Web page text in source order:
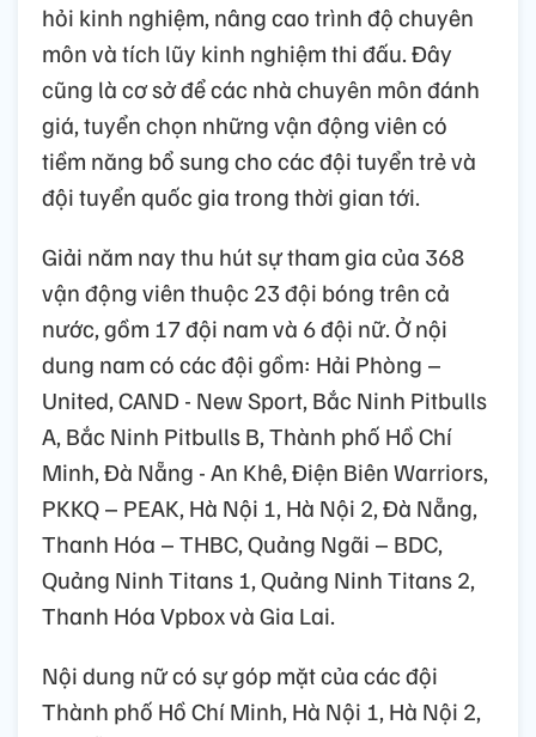
hỏi kinh nghiệm, nâng cao trình độ chuyên
môn và tích lũy kinh nghiệm thi đấu. Đây
cũng là cơ sở để các nhà chuyên môn đánh
giá, tuyển chọn những vận động viên có
tiềm năng bổ sung cho các đội tuyển trẻ và
đội tuyển quốc gia trong thời gian tới.
Giải năm nay thu hút sự tham gia của 368
vận động viên thuộc 23 đội bóng trên cả
nước, gồm 17 đội nam và 6 đội nữ. Ở nội
dung nam có các đội gồm: Hải Phòng –
United, CAND - New Sport, Bắc Ninh Pitbulls
A, Bắc Ninh Pitbulls B, Thành phố Hồ Chí
Minh, Đà Nẵng - An Khê, Điện Biên Warriors,
PKKQ – PEAK, Hà Nội 1, Hà Nội 2, Đà Nẵng,
Thanh Hóa – THBC, Quảng Ngãi – BDC,
Quảng Ninh Titans 1, Quảng Ninh Titans 2,
Thanh Hóa Vpbox và Gia Lai.
Nội dung nữ có sự góp mặt của các đội
Thành phố Hồ Chí Minh, Hà Nội 1, Hà Nội 2,